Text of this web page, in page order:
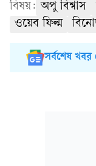
বিষয়: অপু বিশ্বাস
ওয়েব ফিল্ম
সর্বশেষ